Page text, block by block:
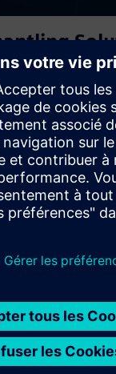
précise, qui
le processus de
alertée
de travailler